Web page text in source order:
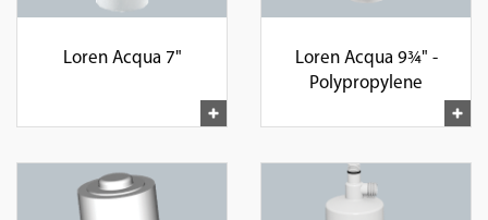
Loren Acqua 7"
Loren Acqua 9¾" -
Polypropylene